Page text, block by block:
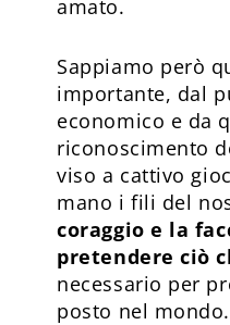
amato.
Sappiamo però
importante, dal
economico e da
riconoscimento
viso a cattivo
mano i fili del
coraggio e la
pretendere ciò
necessario per
posto nel mondo.